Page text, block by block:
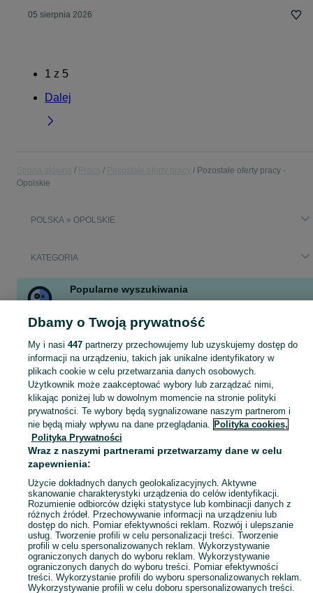
05 sierpnia 2026
1 z 5
Dalej
Pozostałe oferty pracy -
Opolskie
POLSKA » OPOLSKIE
KATEGORIA
Popularne wyszukiwania
Skorzystaj z największego serwisu ogłoszeniowego - Opolskie i okolice! - kupuj lub sprzedawaj jeszcze wygodniej w kategorii Pozostałe oferty pracy! Zobacz
Mapa kategorii
Mapa miejscowości
Mapa ministron
Popularne wyszukiwania
Dbamy o Twoją prywatność
My i nasi 447partnerzy przechowujemy lub uzyskujemy dostęp do
informacji na urządzeniu, takich jak unikalne identyfikatory w
plikach cookie w celu przetwarzania danych osobowych.
Użytkownik może zaakceptować wybory lub zarządzać nimi,
klikając poniżej lub w dowolnym momencie na stronie polityki
prywatności. Te wybory będą sygnalizowane naszym partnerom i
nie będą miały wpływu na dane przeglądania. Polityka cookies,
Polityka Prywatności
Wraz z naszymi partnerami przetwarzamy dane w celu
zapewnienia:
Użycie dokładnych danych geolokalizacyjnych. Aktywne
skanowanie charakterystyki urządzenia do celów identyfikacji.
Rozumienie odbiorców dzięki statystyce lub kombinacji danych z
różnych źródeł. Przechowywanie informacji na urządzeniu lub
dostęp do nich. Pomiar efektywności reklam. Rozwój i ulepszanie
usług. Tworzenie profili w celu personalizacji treści. Tworzenie
profili w celu spersonalizowanych reklam. Wykorzystywanie
ograniczonych danych do wyboru reklam. Wykorzystywanie
ograniczonych danych do wyboru treści. Pomiar efektywności
treści. Wykorzystanie profili do wyboru spersonalizowanych reklam.
Wykorzystywanie profili w celu doboru spersonalizowanych treści.